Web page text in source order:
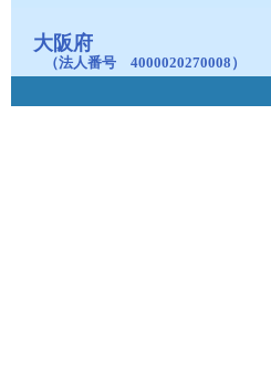
大阪府
（法人番号 4000020270008）